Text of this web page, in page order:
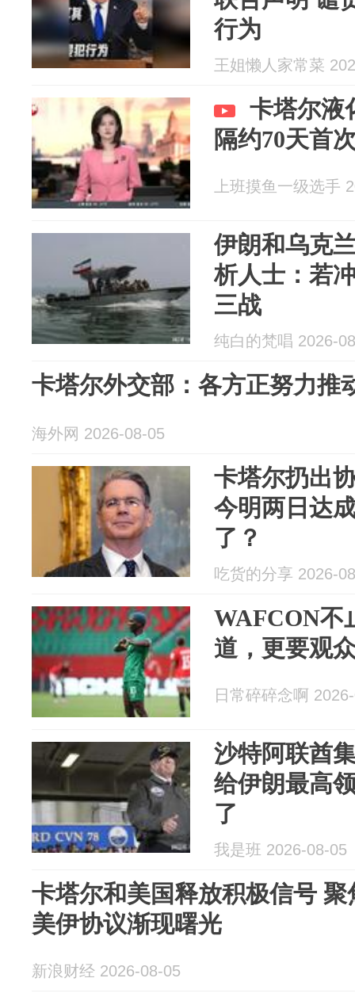
行为
王姐懒人家常菜
卡塔尔液
隔约70天首
上班摸鱼一级选手
伊朗和乌克
析人士：若
三战
纯白的梵唱 2026-
卡塔尔外交部：各方正努力推
海外网 2026-08-05
卡塔尔扔出
今明两日达
了？
吃货的分享 2026-
WAFCON不
道，更要观
日常碎碎念啊
沙特阿联酋
给伊朗最高
了
我是班 2026-08-05
卡塔尔和美国释放积极信号
美伊协议渐现曙光
新浪财经 2026-08-05